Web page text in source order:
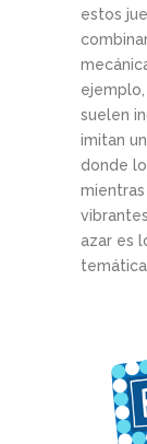
estos
suelen
imitan
donde
azar es